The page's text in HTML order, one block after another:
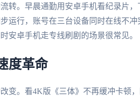
转。早晨通勤用安卓手机看纪录片，
行，账号在三台设备同时在线不冲
安卓手机走专线刷剧的场景很常见。
度革命
变。看4K版《三体》不再缓冲卡顿